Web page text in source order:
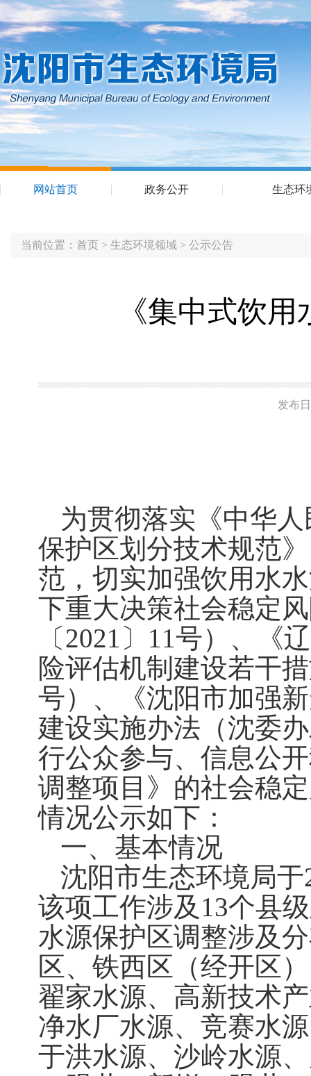
网站首页 政务公开 生态环
当前位置： 首页 > 生态环境领域 > 公示公告
《集中式饮
发布
为贯彻落实《中华
保护区划分技术规范
范，切实加强饮用水
下重大决策社会稳定
〔2021〕11号）、《
险评估机制建设若干
号）、《沈阳市加强
建设实施办法（沈委
行公众参与、信息公
调整项目》的社会稳
情况公示如下：
一、 基本情况
沈阳市生态环境局于
该项工作涉及13个县
水源保护区调整涉及
区、铁西区（经开区
翟家水源、高新技术
净水厂水源、竞赛水
于洪水源、沙岭水源